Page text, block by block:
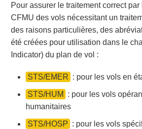
Pour assurer le traitement correct
CFMU des vols nécessitant un
des raisons particulières, des
été créées pour utilisation dans le
Indicator) du plan de vol :
STS/EMER : pour les vols en
STS/HUM
: pour les vols
humanitaires
STS/HOSP : pour les vols